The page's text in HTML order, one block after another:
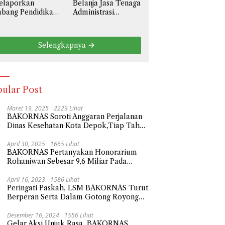
Pendidikan
Jaya
Anggaran
108,9
Belanja Jasa Tenaga
Administrasi
BPKAD Kota Bekasi
Transparan Ke
Selengkapnya
Post
Maret 19, 2025 2229 Lihat
BAKORNAS Soroti Anggaran Perjalanan
Dinas Kesehatan Kota Depok,Tiap Tahun
April 30, 2025 1665 Lihat
BAKORNAS Pertanyakan Honorarium
Rohaniwan Sebesar 9,6 Miliar Pada
Tahun 2023
April 16, 2023 1586 Lihat
Peringati Paskah, LSM BAKORNAS Turut
Berperan Serta Dalam Gotong Royong
Desember 16, 2024 1556 Lihat